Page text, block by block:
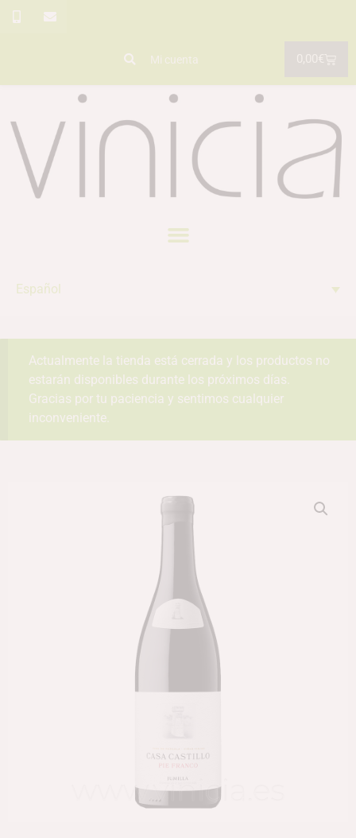
Mi cuenta
Español
Actualmente la tienda está cerrada y los productos no
estarán disponibles durante los próximos días.
Gracias por tu paciencia y sentimos cualquier
inconveniente.